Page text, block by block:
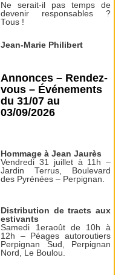
Ne serait-il pas temps de
devenir responsables ?
Tous !
Jean-Marie Philibert
Annonces – Rendez-
vous – Événements
du 31/07 au
03/09/2026
Hommage à Jean Jaurès
Vendredi 31 juillet à 11h –
Jardin Terrus, Boulevard
des Pyrénées – Perpignan.
Distribution de tracts aux
estivants
Samedi 1eraoût de 10h à
12h – Péages autoroutiers
Perpignan Sud, Perpignan
Nord, Le Boulou.